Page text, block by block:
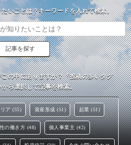
いことは？キーワードを入れて検索。
の中にありますか？『投稿の多いタグ
から選択して記事を検索。
ア (55) 資産形成 (51) 起業 (51)
の働き方 (48) 個人事業主 (42)